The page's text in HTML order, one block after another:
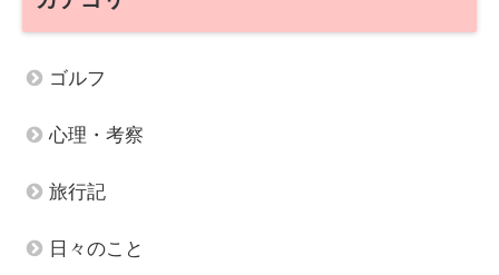
ゴルフ
心理・考察
旅行記
日々のこと